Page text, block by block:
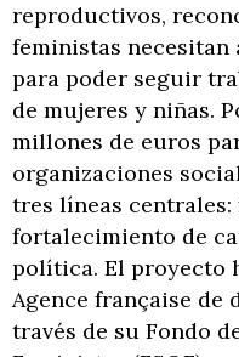
reproductivos,
feministas
para poder seguir
de mujeres y niñas.
millones de euros
organizaciones
tres líneas
fortalecimiento de
política. El proyecto
Agence française de
través de su Fondo